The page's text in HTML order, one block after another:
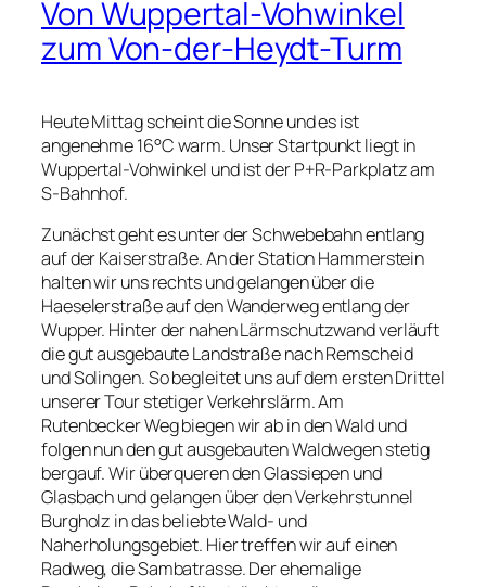
Von Wuppertal-Vohwinkel
zum Von-der-Heydt-Turm
Heute Mittag scheint die Sonne und es ist
angenehme 16°C warm. Unser Startpunkt liegt in
Wuppertal-Vohwinkel und ist der P+R-Parkplatz am
S-Bahnhof.
Zunächst geht es unter der Schwebebahn entlang
auf der Kaiserstraße. An der Station Hammerstein
halten wir uns rechts und gelangen über die
Haeselerstraße auf den Wanderweg entlang der
Wupper. Hinter der nahen Lärmschutzwand verläuft
die gut ausgebaute Landstraße nach Remscheid
und Solingen. So begleitet uns auf dem ersten Drittel
unserer Tour stetiger Verkehrslärm. Am
Rutenbecker Weg biegen wir ab in den Wald und
folgen nun den gut ausgebauten Waldwegen stetig
bergauf. Wir überqueren den Glassiepen und
Glasbach und gelangen über den Verkehrstunnel
Burgholz in das beliebte Wald- und
Naherholungsgebiet. Hier treffen wir auf einen
Radweg, die Sambatrasse. Der ehemalige